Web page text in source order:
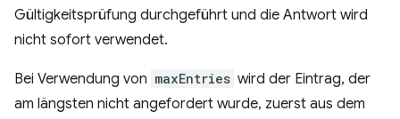
Gültigkeitsprüfung durchgeführt und die Antwort wird
nicht sofort verwendet.
Bei Verwendung von maxEntries wird der Eintrag, der
am längsten nicht angefordert wurde, zuerst aus dem